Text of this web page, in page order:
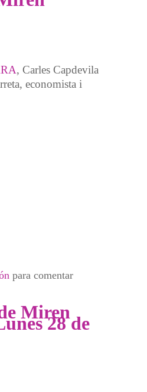
, Carles Capdevila
economista i
de Carles Capdevila a Miren
para comentar
Miren
28 de